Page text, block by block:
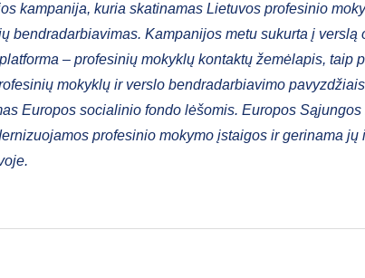
kampanija, kuria skatinamas Lietuvos profesinio
bendradarbiavimas. Kampanijos metu sukurta į verslą
– profesinių mokyklų kontaktų žemėlapis, taip
mokyklų ir verslo bendradarbiavimo
Europos socialinio fondo lėšomis. Europos
profesinio mokymo įstaigos ir gerinama jų